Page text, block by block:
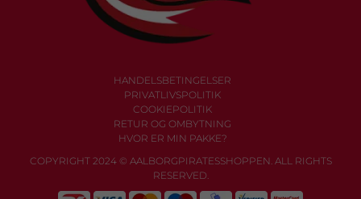
HANDELSBETINGELSER
PRIVATLIVSPOLITIK
COOKIEPOLITIK
RETUR OG OMBYTNING
HVOR ER MIN PAKKE?
COPYRIGHT 2024 © AALBORGPIRATESSHOPPEN. ALL RIGHTS
RESERVED.